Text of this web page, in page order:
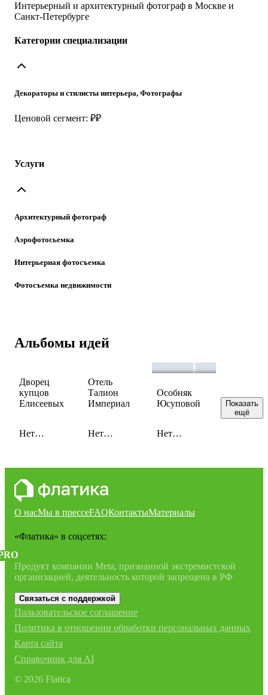
Интерьерный и архитектурный фотограф в Москве и
Санкт-Петербурге
Категории специализации
Декораторы и стилисты интерьера, Фотографы
Ценовой сегмент: ₽₽
Услуги
Архитектурный фотограф
Аэрофотосьемка
Интерьерная фотосъемка
Фотосъемка недвижимости
Альбомы идей
Дворец
купцов
Елисеевых
Нет
Отель
Талион
Империал
Нет
Особняк
Юсуповой
Нет
Показать
ещё
О насМы в прессеFAQКонтактыМатериалы
«Флатика» в соцсетях:
Продукт компании Meta, признанной экстремистской
организацией, деятельность которой запрещена в РФ
Связаться с поддержкой
Пользовательское соглашение
Политика в отношении обработки персональных данных
Карта сайта
Справочник для AI
© 2026 Flatica